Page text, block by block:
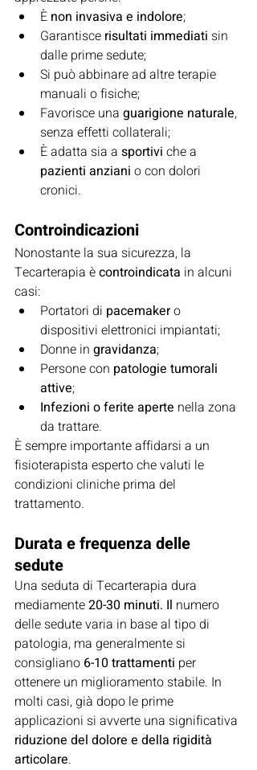
È non invasiva e indolore;
Garantisce risultati immediati sin
dalle prime sedute;
Si può abbinare ad altre terapie
manuali o fisiche;
Favorisce una guarigione naturale,
senza effetti collaterali;
È adatta sia a sportivi che a
pazienti anziani o con dolori
cronici.
Controindicazioni
Nonostante la sua sicurezza, la
Tecarterapia è controindicata in alcuni
casi:
Portatori di pacemaker o
dispositivi elettronici impiantati;
Donne in gravidanza;
Persone con patologie tumorali
attive;
Infezioni o ferite aperte nella zona
da trattare.
È sempre importante affidarsi a un
fisioterapista esperto che valuti le
condizioni cliniche prima del
trattamento.
Durata e frequenza delle
sedute
Una seduta di Tecarterapia dura
mediamente 20-30 minuti. Il numero
delle sedute varia in base al tipo di
patologia, ma generalmente si
consigliano 6-10 trattamenti per
ottenere un miglioramento stabile. In
molti casi, già dopo le prime
applicazioni si avverte una significativa
riduzione del dolore e della rigidità
articolare.